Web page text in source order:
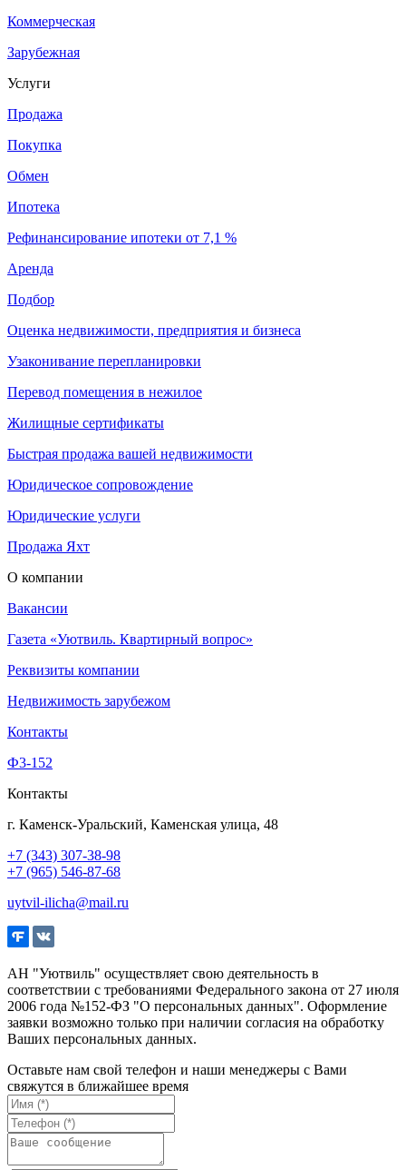
Коммерческая
Зарубежная
Услуги
Продажа
Покупка
Обмен
Ипотека
Рефинансирование ипотеки от 7,1 %
Аренда
Подбор
Оценка недвижимости, предприятия и бизнеса
Узаконивание перепланировки
Перевод помещения в нежилое
Жилищные сертификаты
Быстрая продажа вашей недвижимости
Юридическое сопровождение
Юридические услуги
Продажа Яхт
О компании
Вакансии
Газета «Уютвиль. Квартирный вопрос»
Реквизиты компании
Недвижимость зарубежом
Контакты
Ф3-152
Контакты
г. Каменск-Уральский, Каменская улица, 48
+7 (343) 307-38-98
+7 (965) 546-87-68
uytvil-ilicha@mail.ru
АН "Уютвиль" осуществляет свою деятельность в
соответствии с требованиями Федерального закона от 27 июля
2006 года №152-ФЗ "О персональных данных". Оформление
заявки возможно только при наличии согласия на обработку
Ваших персональных данных.
Оставьте нам свой телефон и наши менеджеры с Вами
свяжутся в ближайшее время